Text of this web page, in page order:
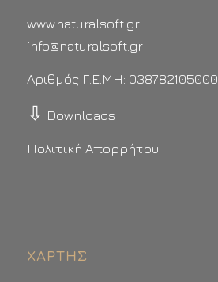
www.naturalsoft.gr
info@naturalsoft.gr
Αριθμός Γ.Ε.ΜΗ: 038782105000
⇩ Downloads
Πολιτική Απορρήτου
ΧΆΡΤΗΣ